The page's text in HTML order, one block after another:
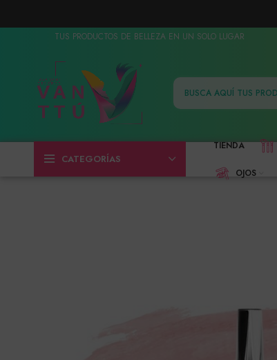
TUS PRODUCTOS DE BELLEZA EN UN SOLO LUGAR
CATEGORÍAS
TIENDA
OJOS